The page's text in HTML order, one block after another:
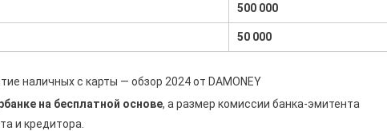
500 000
50 000
наличных с карты — обзор 2024 от DAMONEY
на бесплатной основе, а размер комиссии банка-эмитента
и кредитора.